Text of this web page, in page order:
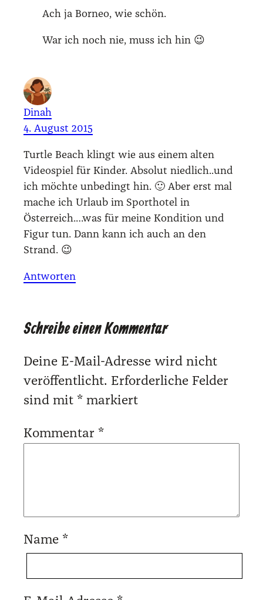
Ach ja Bor­neo, wie schön.
War ich noch nie, muss ich hin 😉
Dinah
4. August 2015
Turt­le Beach klingt wie aus einem alten
Video­spiel für Kin­der. Abso­lut niedlich..und
ich möch­te unbe­dingt hin. 🙂 Aber erst mal
mache ich Urlaub im Sport­ho­tel in
Österreich.…was für mei­ne Kon­di­ti­on und
Figur tun. Dann kann ich auch an den
Strand. 😉
Antworten
Schreibe einen Kommentar
Deine E-Mail-Adresse wird nicht
veröffentlicht. Erforderliche Felder
sind mit * markiert
Kommentar *
Name *